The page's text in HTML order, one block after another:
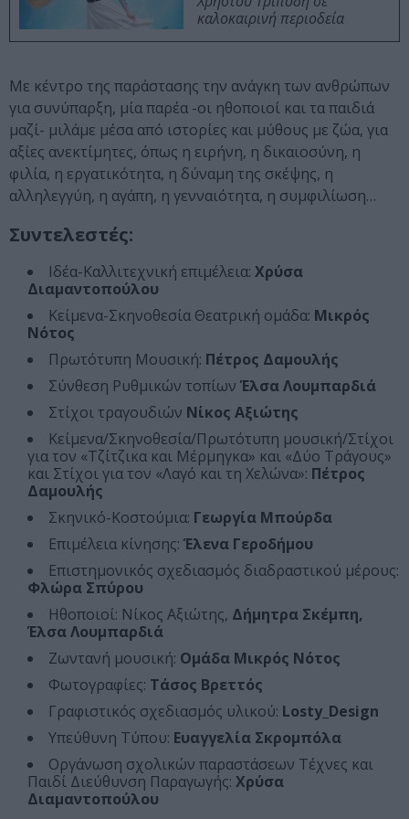
καλοκαιρινή περιοδεία
Mε κέντρο της παράστασης την ανάγκη των ανθρώπων
για συνύπαρξη, μία παρέα -οι ηθοποιοί και τα παιδιά
μαζί- μιλάμε μέσα από ιστορίες και μύθους με ζώα, για
αξίες ανεκτίμητες, όπως η ειρήνη, η δικαιοσύνη, η
φιλία, η εργατικότητα, η δύναμη της σκέψης, η
αλληλεγγύη, η αγάπη, η γενναιότητα, η συμφιλίωση…
Συντελεστές:
Ιδέα-Καλλιτεχνική επιμέλεια: Χρύσα
Διαμαντοπούλου
Κείμενα-Σκηνοθεσία Θεατρική ομάδα: Μικρός
Νότος
Πρωτότυπη Μουσική: Πέτρος Δαμουλής
Σύνθεση Ρυθμικών τοπίων Έλσα Λουμπαρδιά
Στίχοι τραγουδιών Νίκος Αξιώτης
Κείμενα/Σκηνοθεσία/Πρωτότυπη μουσική/Στίχοι
για τον «Τζίτζικα και Μέρμηγκα» και «Δύο Τράγους»
και Στίχοι για τον «Λαγό και τη Χελώνα»: Πέτρος
Δαμουλής
Σκηνικό-Κοστούμια: Γεωργία Μπούρδα
Επιμέλεια κίνησης: Έλενα Γεροδήμου
Eπιστημονικός σχεδιασμός διαδραστικού μέρους:
Φλώρα Σπύρου
Ηθοποιοί: Νίκος Αξιώτης, Δήμητρα Σκέμπη,
Έλσα Λουμπαρδιά
Ζωντανή μουσική: Oμάδα Μικρός Νότος
Φωτογραφίες: Τάσος Βρεττός
Γραφιστικός σχεδιασμός υλικού: Losty_Design
Υπεύθυνη Τύπου: Ευαγγελία Σκρομπόλα
Οργάνωση σχολικών παραστάσεων Τέχνες και
Παιδί Διεύθυνση Παραγωγής: Χρύσα
Διαμαντοπούλου